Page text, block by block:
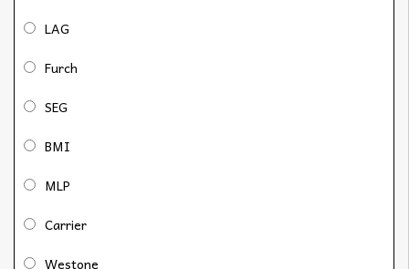
LAG
Furch
SEG
BMI
MLP
Carrier
Westone